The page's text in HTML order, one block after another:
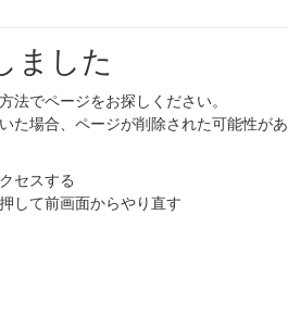
ました
法でページをお探しください。
た場合、ページが削除された可能性があ
セスする
して前画面からやり直す